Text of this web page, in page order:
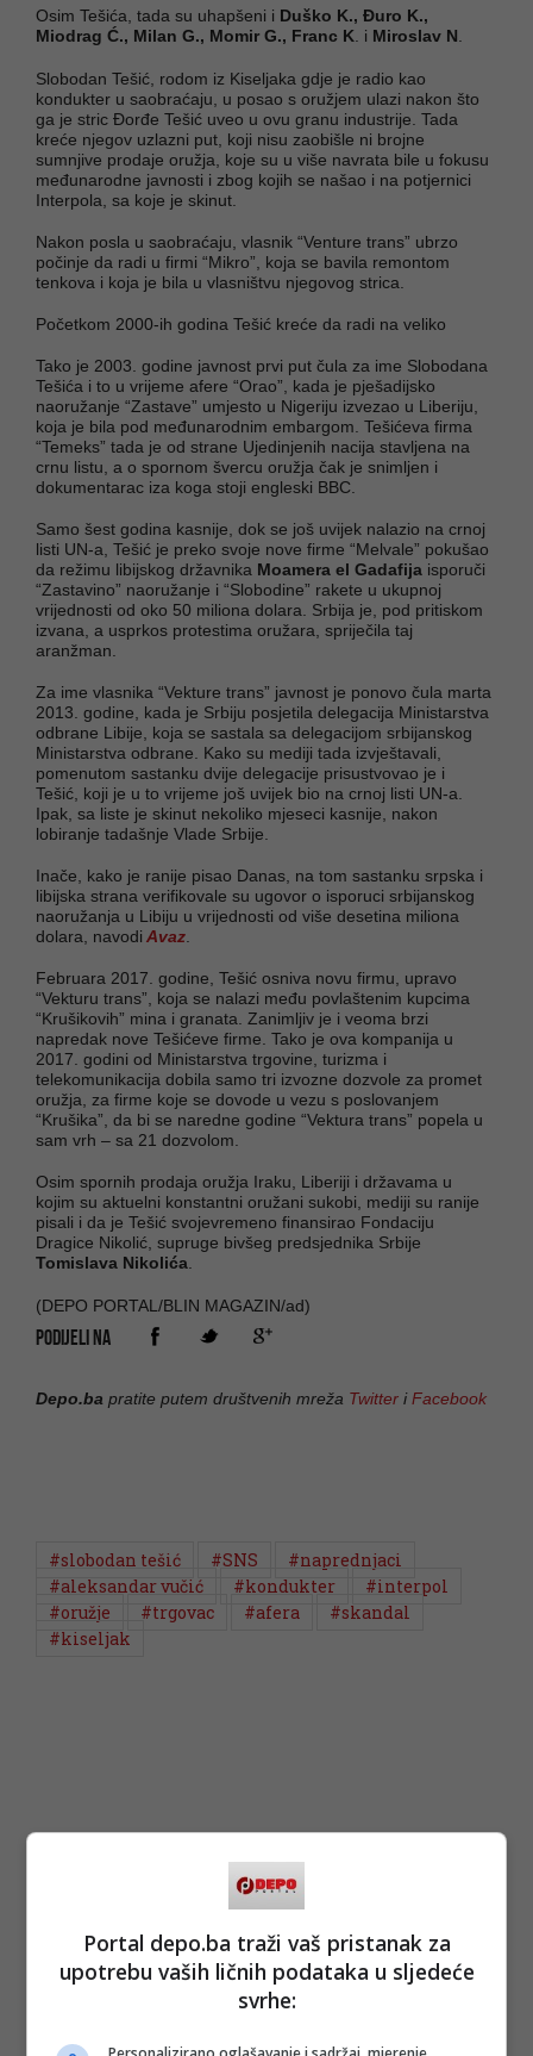
Osim Tešića, tada su uhapšeni i Duško K., Đuro K.,
Miodrag Ć., Milan G., Momir G., Franc K . i Miroslav N
Slobodan Tešić, rodom iz Kiseljaka gdje je radio kao
kondukter u saobraćaju, u posao s oružjem ulazi nakon što
ga je stric Đorđe Tešić uveo u ovu granu industrije. Tada
kreće njegov uzlazni put, koji nisu zaobišle ni brojne
sumnjive prodaje oružja, koje su u više navrata bile u fokusu
međunarodne javnosti i zbog kojih se našao i na potjernici
Interpola, sa koje je skinut.
Nakon posla u saobraćaju, vlasnik “Venture trans” ubrzo
počinje da radi u firmi “Mikro”, koja se bavila remontom
tenkova i koja je bila u vlasništvu njegovog strica.
Početkom 2000-ih godina Tešić kreće da radi na veliko
Tako je 2003. godine javnost prvi put čula za ime Slobodana
Tešića i to u vrijeme afere “Orao”, kada je pješadijsko
naoružanje “Zastave” umjesto u Nigeriju izvezao u Liberiju,
koja je bila pod međunarodnim embargom. Tešićeva firma
“Temeks” tada je od strane Ujedinjenih nacija stavljena na
crnu listu, a o spornom švercu oružja čak je snimljen i
dokumentarac iza koga stoji engleski BBC.
Samo šest godina kasnije, dok se još uvijek nalazio na crnoj
listi UN-a, Tešić je preko svoje nove firme “Melvale” pokušao
da režimu libijskog državnika Moamera el Gadafija isporuči
“Zastavino” naoružanje i “Slobodine” rakete u ukupnoj
vrijednosti od oko 50 miliona dolara. Srbija je, pod pritiskom
izvana, a usprkos protestima oružara, spriječila taj
aranžman.
Za ime vlasnika “Vekture trans” javnost je ponovo čula marta
2013. godine, kada je Srbiju posjetila delegacija Ministarstva
odbrane Libije, koja se sastala sa delegacijom srbijanskog
Ministarstva odbrane. Kako su mediji tada izvještavali,
pomenutom sastanku dvije delegacije prisustvovao je i
Tešić, koji je u to vrijeme još uvijek bio na crnoj listi UN-a.
Ipak, sa liste je skinut nekoliko mjeseci kasnije, nakon
lobiranje tadašnje Vlade Srbije.
Inače, kako je ranije pisao Danas, na tom sastanku srpska i
libijska strana verifikovale su ugovor o isporuci srbijanskog
naoružanja u Libiju u vrijednosti od više desetina miliona
dolara, navodi Avaz
Februara 2017. godine, Tešić osniva novu firmu, upravo
“Vekturu trans”, koja se nalazi među povlaštenim kupcima
“Krušikovih” mina i granata. Zanimljiv je i veoma brzi
napredak nove Tešićeve firme. Tako je ova kompanija u
2017. godini od Ministarstva trgovine, turizma i
telekomunikacija dobila samo tri izvozne dozvole za promet
oružja, za firme koje se dovode u vezu s poslovanjem
“Krušika”, da bi se naredne godine “Vektura trans” popela u
sam vrh – sa 21 dozvolom.
Osim spornih prodaja oružja Iraku, Liberiji i državama u
kojim su aktuelni konstantni oružani sukobi, mediji su ranije
pisali i da je Tešić svojevremeno finansirao Fondaciju
Dragice Nikolić, supruge bivšeg predsjednika Srbije
Tomislava Nikolića
(DEPO PORTAL/BLIN MAGAZIN/ad)
PODIJELI NA
Depo.ba pratite putem društvenih mreža Twitter iFacebook
#slobodan tešić #SNS
#naprednjaci
#aleksandar vučić
#kondukter
#interpol
#oružje
#trgovac #afera
#skandal
#kiseljak
Portal depo.ba traži vaš pristanak za
upotrebu vaših ličnih podataka u sljedeće
svrhe: